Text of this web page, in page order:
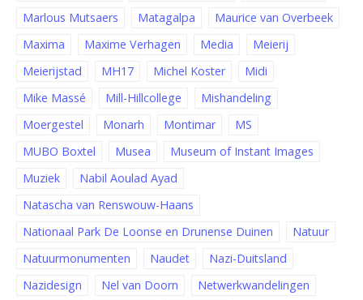
Marlous Mutsaers Matagalpa
Maurice van Overbeek
Maxima
Maxime Verhagen Media
Meierij
Meierijstad
MH17 Michel Koster
Midi
Mike Massé
Mill-Hillcollege
Mishandeling
Moergestel
Monarh Montimar
MS
MUBO Boxtel
Musea
Museum of Instant Images
Muziek
Nabil Aoulad Ayad
Natascha van Renswouw-Haans
Nationaal Park De Loonse en Drunense Duinen
Natuur
Natuurmonumenten
Naudet
Nazi-Duitsland
Nazidesign
Nel van Doorn
Netwerkwandelingen